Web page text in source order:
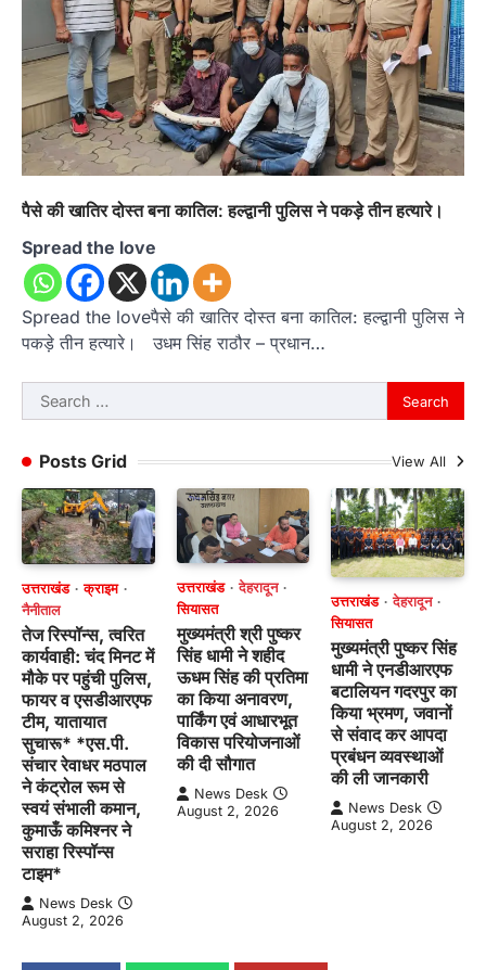
पैसे की खातिर दोस्त बना कातिल: हल्द्वानी पुलिस ने पकड़े तीन हत्यारे।
Spread the love
Spread the loveपैसे की खातिर दोस्त बना कातिल: हल्द्वानी पुलिस ने
पकड़े तीन हत्यारे। उधम सिंह राठौर – प्रधान…
Search
for:
Posts Grid
View All
उत्तराखंड
क्राइम
नैनीताल
तेज रिस्पॉन्स, त्वरित
कार्यवाही: चंद मिनट में
मौके पर पहुंची पुलिस,
फायर व एसडीआरएफ
टीम, यातायात
सुचारू* *एस.पी.
संचार रेवाधर मठपाल
ने कंट्रोल रूम से
स्वयं संभाली कमान,
कुमाऊँ कमिश्नर ने
सराहा रिस्पॉन्स
टाइम*
News Desk
August 2, 2026
उत्तराखंड
देहरादून
सियासत
मुख्यमंत्री श्री पुष्कर
सिंह धामी ने शहीद
ऊधम सिंह की प्रतिमा
का किया अनावरण,
पार्किंग एवं आधारभूत
विकास परियोजनाओं
की दी सौगात
News Desk
August 2, 2026
उत्तराखंड
देहरादून
सियासत
मुख्यमंत्री पुष्कर सिंह
धामी ने एनडीआरएफ
बटालियन गदरपुर का
किया भ्रमण, जवानों
से संवाद कर आपदा
प्रबंधन व्यवस्थाओं
की ली जानकारी
News Desk
August 2, 2026